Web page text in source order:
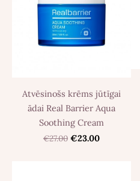
Atvēsinošs krēms jūtīgai
ādai Real Barrier Aqua
Soothing Cream
€27.00 €23.00